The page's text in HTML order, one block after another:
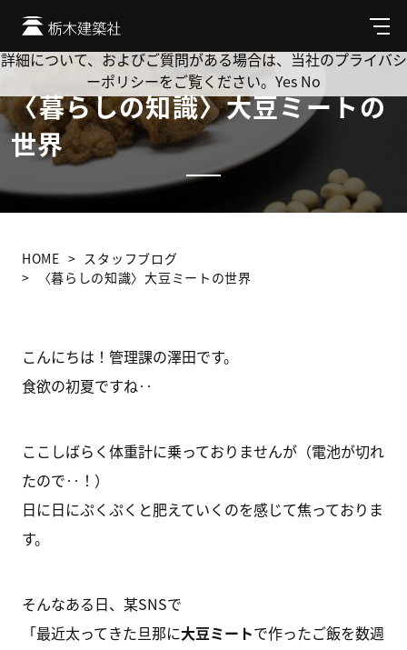
メ
ニ
ュ
〈暮らしの知識〉大豆ミートの
世界
HOME
スタッフブログ
〈暮らしの知識〉大豆ミートの世界
こんにちは！管理課の澤田です。
食欲の初夏ですね‥
ここしばらく体重計に乗っておりませんが（電池が切れ
たので‥！）
日に日にぷくぷくと肥えていくのを感じて焦っておりま
す。
そんなある日、某SNSで
「最近太ってきた旦那に大豆ミートで作ったご飯を数週
Cookie を使用して、お客様の活動を追跡してもよろしいです
か? 当社ではお客様のプライバシーを極めて重視しています。
詳細について、およびご質問がある場合は、当社のプライバシ
ーポリシーをご覧ください。 Yes No